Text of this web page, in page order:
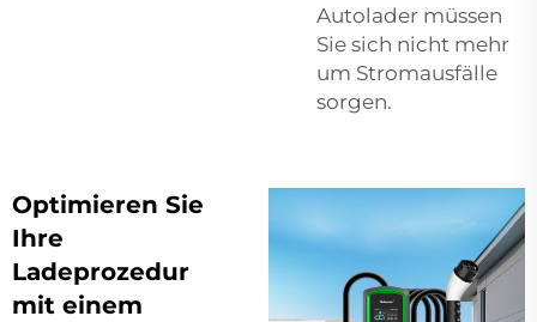
Autolader müssen
Sie sich nicht mehr
um Stromausfälle
sorgen.
Optimieren Sie
Ihre
Ladeprozedur
mit einem